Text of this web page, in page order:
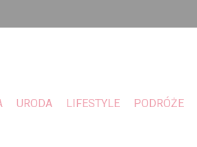
URODA LIFESTYLE PODRÓŻE